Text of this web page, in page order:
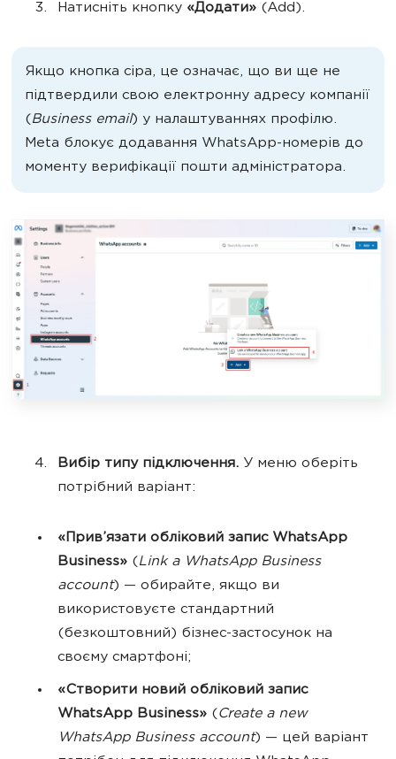
Натисніть кнопку «Додати» (Add).
Якщо кнопка сіра, це означає, що ви ще не
підтвердили свою електронну адресу компанії
(Business email) у налаштуваннях профілю.
Meta блокує додавання WhatsApp-номерів до
моменту верифікації пошти адміністратора.
Вибір типу підключення. У меню оберіть
потрібний варіант:
«Прив’язати обліковий запис WhatsApp
Business» (Link a WhatsApp Business
account) — обирайте, якщо ви
використовуєте стандартний
(безкоштовний) бізнес-застосунок на
своєму смартфоні;
«Створити новий обліковий запис
WhatsApp Business» (Create a new
WhatsApp Business account) — цей варіант